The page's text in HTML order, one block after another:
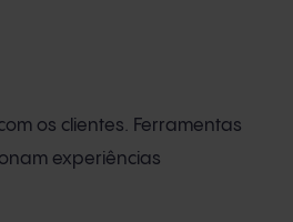
os clientes. Ferramentas
experiências